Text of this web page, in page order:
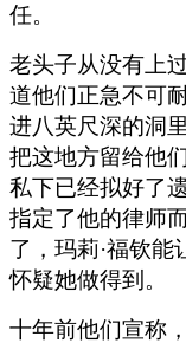
任。
老头子从没有上
道他们正急不可
进八英尺深的洞
把这地方留给他
私下已经拟好了
指定了他的律师
了，玛莉·福钦能
怀疑她做得到。
十年前他们宣称